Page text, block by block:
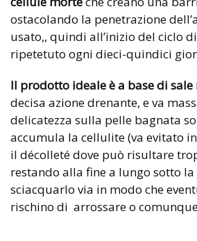
ostacolando la penetrazione
usato,, quindi all’inizio del ciclo
ripetetuto ogni dieci-quindici
Il prodotto ideale è a base di
decisa azione drenante, e va
delicatezza sulla pelle bagnata
accumula la cellulite (va evitato
il décolleté dove può risultare
restando alla fine a lungo sotto
sciacquarlo via in modo che
rischino di arrossare o